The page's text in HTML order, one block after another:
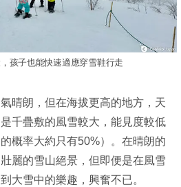
孩子也能快速適應穿雪鞋行走
晴朗，但在海拔更高的地方，天
千疊敷的風雪較大，能見度較低
概率大約只有50%）。在晴朗的
麗的雪山絕景，但即便是在風雪
大雪中的樂趣，興奮不已。